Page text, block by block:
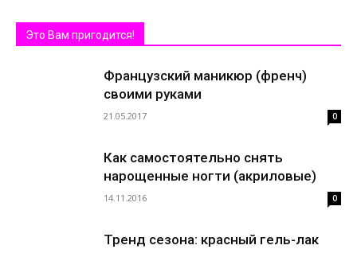
Это Вам пригодится!
Французский маникюр (френч)
своими руками
21.05.2017 0
Как самостоятельно снять
нарощенные ногти (акриловые)
14.11.2016 0
Тренд сезона: красный гель-лак